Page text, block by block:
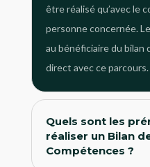
être réalisé qu’avec le
personne concernée.
au bénéficiaire du
direct avec ce parcours.
Quels sont les
réaliser un Bilan
Compétences ?